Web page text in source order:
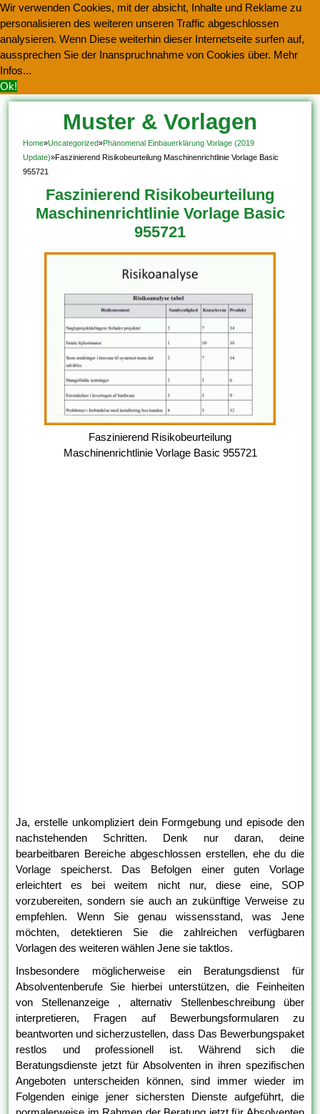
Wir verwenden Cookies, mit der absicht, Inhalte und Reklame zu
personalisieren des weiteren unseren Traffic abgeschlossen
analysieren. Wenn Diese weiterhin dieser Internetseite surfen auf,
aussprechen Sie der Inanspruchnahme von Cookies über. Mehr
Infos...
Ok!
Muster & Vorlagen
Kostenlos Herunterladen
Home»Uncategorized»Phänomenal Einbauerklärung Vorlage (2019
Update)»Faszinierend Risikobeurteilung Maschinenrichtlinie Vorlage Basic
955721
Faszinierend Risikobeurteilung
Maschinenrichtlinie Vorlage Basic
955721
Faszinierend Risikobeurteilung
Maschinenrichtlinie Vorlage Basic 955721
Ja, erstelle unkompliziert dein Formgebung und episode den
nachstehenden Schritten. Denk nur daran, deine
bearbeitbaren Bereiche abgeschlossen erstellen, ehe du die
Vorlage speicherst. Das Befolgen einer guten Vorlage
erleichtert es bei weitem nicht nur, diese eine, SOP
vorzubereiten, sondern sie auch an zukünftige Verweise zu
empfehlen. Wenn Sie genau wissensstand, was Jene
möchten, detektieren Sie die zahlreichen verfügbaren
Vorlagen des weiteren wählen Jene sie taktlos.
Insbesondere möglicherweise ein Beratungsdienst für
Absolventenberufe Sie hierbei unterstützen, die Feinheiten
von Stellenanzeige , alternativ Stellenbeschreibung über
interpretieren, Fragen auf Bewerbungsformularen zu
beantworten und sicherzustellen, dass Das Bewerbungspaket
restlos und professionell ist. Während sich die
Beratungsdienste jetzt für Absolventen in ihren spezifischen
Angeboten unterscheiden können, sind immer wieder im
Folgenden einige jener sichersten Dienste aufgeführt, die